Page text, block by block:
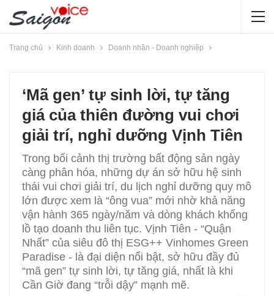
Trang chủ Kinh doanh Doanh nhân - Doanh nghiệp
‘Mã gen’ tự sinh lời, tự tăng
giá của thiên đường vui chơi
giải trí, nghỉ dưỡng Vịnh Tiên
Trong bối cảnh thị trường bất động sản ngày
càng phân hóa, những dự án sở hữu hệ sinh
thái vui chơi giải trí, du lịch nghỉ dưỡng quy mô
lớn được xem là “ông vua” mới nhờ khả năng
vận hành 365 ngày/năm và dòng khách khổng
lồ tạo doanh thu liên tục. Vịnh Tiên - “Quận
Nhất” của siêu đô thị ESG++ Vinhomes Green
Paradise - là đại diện nổi bật, sở hữu đầy đủ
“mã gen” tự sinh lời, tự tăng giá, nhất là khi
Cần Giờ đang “trỗi dậy” mạnh mẽ.